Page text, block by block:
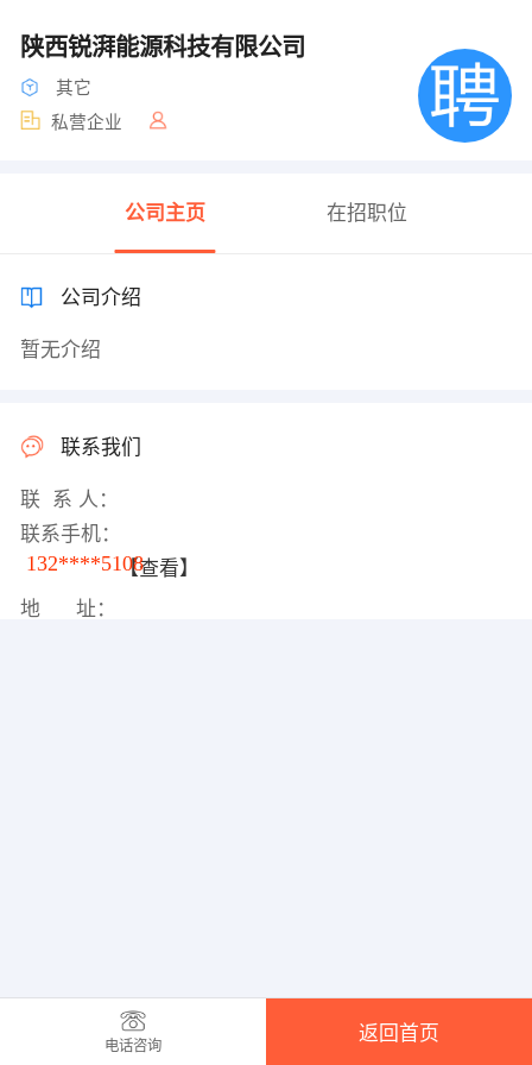
陕西锐湃能源科技有限公司
其它
私营企业
公司主页 在招职位
公司介绍
暂无介绍
联系我们
联 系 人：
联系手机：
132****5108【查看】
地 址：
电话咨询
返回首页